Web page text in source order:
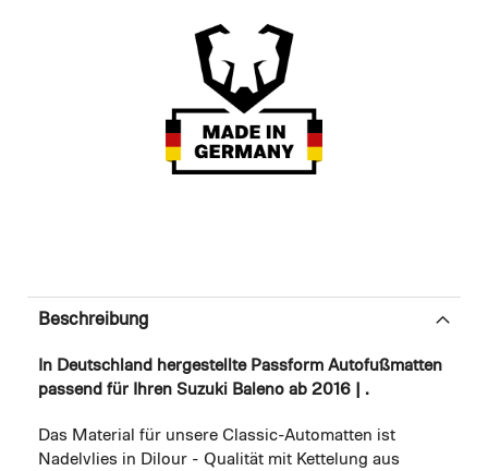
Beschreibung
In Deutschland hergestellte Passform Autofußmatten
passend für Ihren Suzuki Baleno ab 2016 | .
Das Material für unsere Classic-Automatten ist
Nadelvlies in Dilour - Qualität mit Kettelung aus